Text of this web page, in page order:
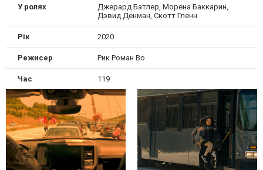
У ролях
Джерард Батлер, Морена Баккарин,
Дэвид Денман, Скотт Гленн
Рік 2020
Режисер Рик Роман Во
Час 119